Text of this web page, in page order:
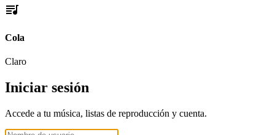
Cola
Claro
Iniciar sesión
Accede a tu música, listas de reproducción y cuenta.